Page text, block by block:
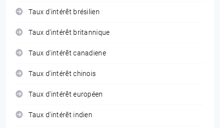
Taux d'intérêt brésilien
Taux d'intérêt britannique
Taux d'intérêt canadiene
Taux d'intérêt chinois
Taux d'intérêt européen
Taux d'intérêt indien